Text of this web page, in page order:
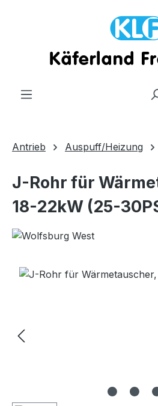
Zum Hauptinhalt springen
Antrieb Auspuff/Heizung
J-Rohr für
18-22kW (25-
Bildergalerie überspringen